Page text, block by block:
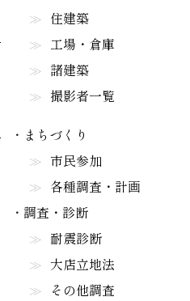
住建築
工場・倉庫
諸建築
撮影者一覧
まちづくり
市民参加
各種調査・計画
調査・診断
耐震診断
大店立地法
その他調査